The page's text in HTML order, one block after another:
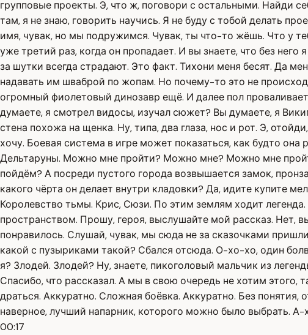
групповые проекты. Э, что ж, поговори с остальными. Найди
там, я не знаю, говорить научись. Я не буду с тобой делать
имя, чувак, но мы подружимся. Чувак, ты что-то жёшь. Что у
уже третий раз, когда он пропадает. И вы знаете, что без
за шутки всегда страдают. Это факт. Тихони меня бесят. Да
надавать им шваброй по жопам. Но почему-то это не
огромный фиолетовый динозавр ещё. И далее пол
думаете, я смотрел видосы, изучал сюжет? Вы думаете, я
стена похожа на щенка. Ну, типа, два глаза, нос и рот. Э,
хочу. Боевая система в игре может показаться, как будто
Дельтаруны. Можно мне пройти? Можно мне? Можно мне
пойдём? А посреди пустого города возвышается замок,
какого чёрта он делает внутри кладовки? Да, идите купите
Королевство тьмы. Крис, Сюзи. По этим землям ходит
пространством. Прошу, героя, выслушайте мой рассказ. Нет,
понравилось. Слушай, чувак, мы сюда не за сказочками
какой с пузыриками такой? Сбался отсюда. О-хо-хо, один
я? Злодей. Злодей? Ну, знаете, пикоголовый мальчик из
Спасибо, что рассказал. А мы в свою очередь не хотим
драться. Аккуратно. Сложная боёвка. Аккуратно. Без
наверное, лучший напарник, которого можно было выбрать.
00:17